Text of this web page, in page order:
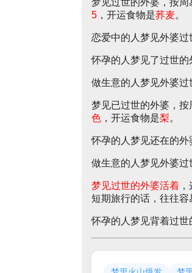
梦见过世的外婆，按
5 ，开运食物是荞麦。
恋爱中的人梦见外婆过
怀孕的人梦见了过世的
做生意的人梦见外婆过
梦见已过世的外婆，
色 ，开运食物是梨。
怀孕的人梦见还在的外
做生意的人梦见外婆过
梦见过世的外婆活着
短期旅行的话，往往容
怀孕的人梦见背着过世